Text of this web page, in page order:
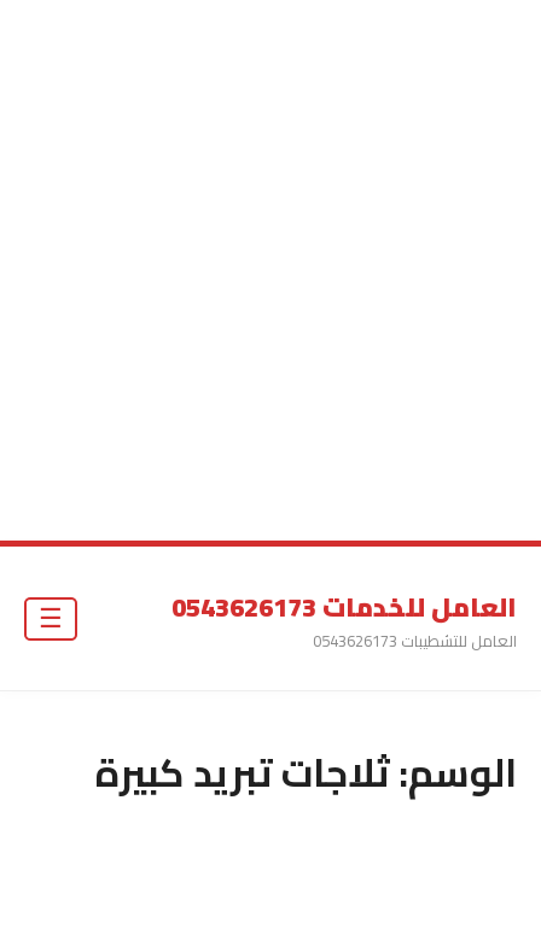
العامل للخدمات 0543626173
العامل للتشطيبات 0543626173
الوسم:ثلاجات تبريد كبيرة